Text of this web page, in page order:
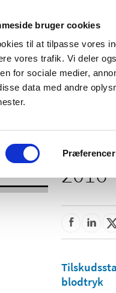
bruger cookies
til at tilpasse vores
vores trafik. Vi deler
for sociale medier,
data med andre
Præferencer
Bivirkninger og
produktinformation
2016
blodtryk